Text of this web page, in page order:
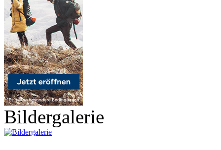
Bildergalerie